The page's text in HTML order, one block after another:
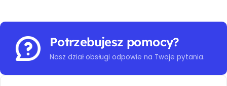
Potrzebujesz pomocy?
Nasz dział obsługi odpowie na Twoje pytania.